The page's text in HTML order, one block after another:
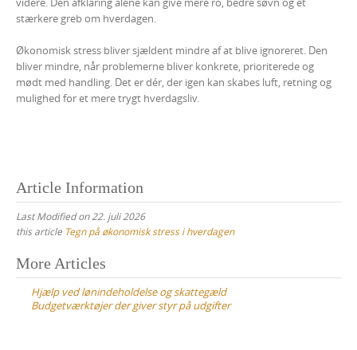
stærkere greb om hverdagen.
Økonomisk stress bliver sjældent mindre af at blive ignoreret. Den
bliver mindre, når problemerne bliver konkrete, prioriterede og
mødt med handling. Det er dér, der igen kan skabes luft, retning og
mulighed for et mere trygt hverdagsliv.
Article Information
Last Modified on 22. juli 2026
this article Tegn på økonomisk stress i hverdagen
Post
navigation
More Articles
Hjælp ved lønindeholdelse og skattegæld
Budgetværktøjer der giver styr på udgifter